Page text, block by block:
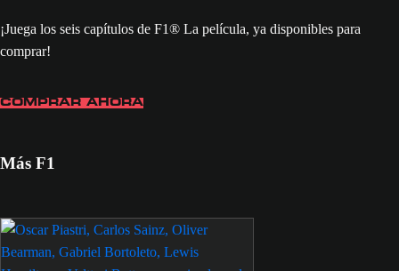
¡Juega los seis capítulos de F1® La película, ya disponibles para
comprar!
COMPRAR AHORA
Más F1